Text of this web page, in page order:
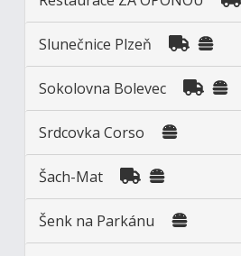
Slunečnice Plzeň
Sokolovna Bolevec
Srdcovka Corso
Šach-Mat
Šenk na Parkánu